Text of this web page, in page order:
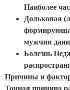
Наиболее
Дольковая
мужчин
Болезнь
Причины и
Точная причина